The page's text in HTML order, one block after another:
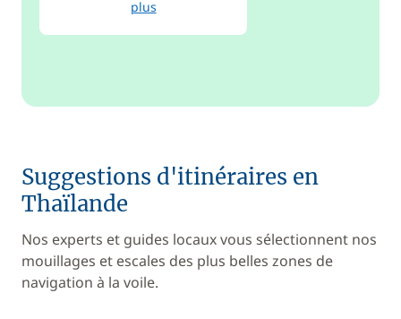
plus
Suggestions d'itinéraires en
Thaïlande
Nos experts et guides locaux vous sélectionnent nos
mouillages et escales des plus belles zones de
navigation à la voile.